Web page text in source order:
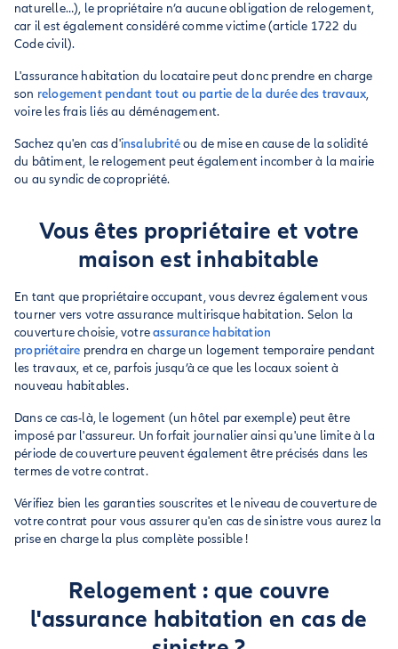
naturelle…), le propriétaire n’a aucune obligation de relogement,
car il est également considéré comme victime (article 1722 du
Code civil).
L'assurance habitation du locataire peut donc prendre en charge
son relogement pendant tout ou partie de la durée des travaux,
voire les frais liés au déménagement.
Sachez qu'en cas d'insalubritéou de mise en cause de la solidité
du bâtiment, le relogement peut également incomber à la mairie
ou au syndic de copropriété.
Vous êtes propriétaire et votre
maison est inhabitable
En tant que propriétaire occupant, vous devrez également vous
tourner vers votre assurance multirisque habitation. Selon la
couverture choisie, votreassurance habitation
propriétaire prendra en charge un logement temporaire pendant
les travaux, et ce, parfois jusqu’à ce que les locaux soient à
nouveau habitables.
Dans ce cas-là, le logement (un hôtel par exemple) peut être
imposé par l'assureur. Un forfait journalier ainsi qu'une limite à la
période de couverture peuvent également être précisés dans les
termes de votre contrat.
Vérifiez bien les garanties souscrites et le niveau de couverture de
votre contrat pour vous assurer qu'en cas de sinistre vous aurez la
prise en charge la plus complète possible !
Relogement : que couvre
l'assurance habitation en cas de